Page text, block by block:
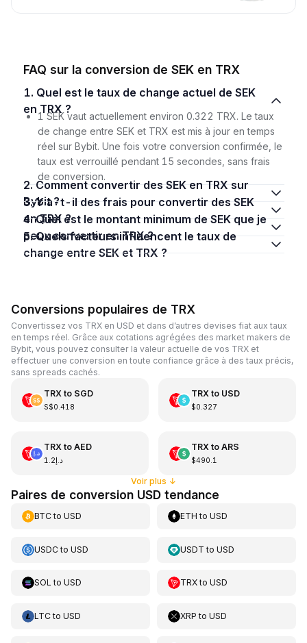
FAQ sur la conversion de SEK en TRX
1. Quel est le taux de change actuel de SEK
en TRX ?
1 SEK vaut actuellement environ 0.322 TRX. Le taux
de change entre SEK et TRX est mis à jour en temps
réel sur Bybit. Une fois votre conversion confirmée, le
taux est verrouillé pendant 15 secondes, sans frais
de conversion.
2. Comment convertir des SEK en TRX sur
Bybit ?
3. Y a-t-il des frais pour convertir des SEK
en TRX ?
4. Quel est le montant minimum de SEK que je
peux convertir en TRX ?
5. Quels facteurs influencent le taux de
change entre SEK et TRX ?
Conversions populaires de TRX
Convertissez vos TRX en USD et dans d’autres devises fiat aux taux
en temps réel. Grâce aux cotations agrégées des market makers de
Bybit, vous pouvez consulter la valeur actuelle de vos TRX et
effectuer une conversion en toute confiance grâce à des taux précis,
sans spreads cachés.
TRXto SGD
S$0.418
TRXto USD
$0.327
TRXto AED
د.إ1.2
TRXto ARS
$490.1
Voir plus ↓
Paires de conversion USD tendance
BTCto USD ETH toUSD
USDCto USD USDT toUSD
SOL to USD TRXtoUSD
LTCto USD XRP toUSD